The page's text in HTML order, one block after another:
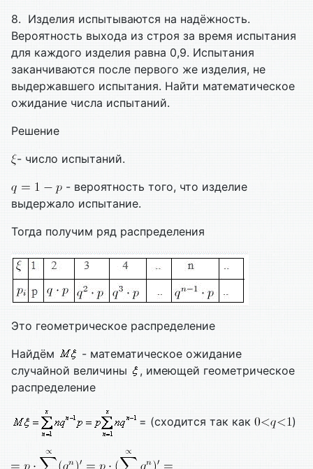
8. Изделия испытываются на надёжность.
Вероятность выхода из строя за время испытания
для каждого изделия равна 0,9. Испытания
заканчиваются после первого же изделия, не
выдержавшего испытания. Найти математическое
ожидание числа испытаний.
Решение
- число испытаний.
- вероятность того, что изделие
выдержало испытание.
Тогда получим ряд распределения
Это геометрическое распределение
Найдём
- математическое ожидание
случайной величины
, имеющей геометрическое
распределение
= (сходится так как )